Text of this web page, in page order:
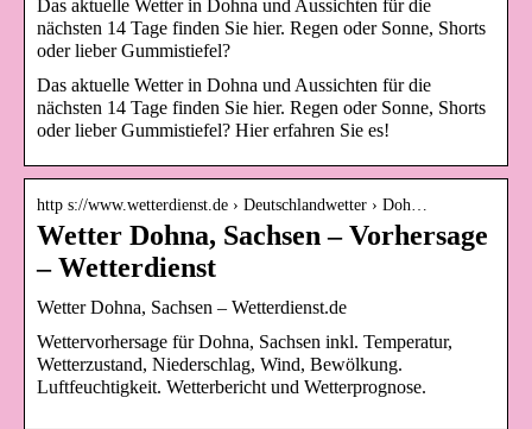
Das aktuelle Wetter in Dohna und Aussichten für die
nächsten 14 Tage finden Sie hier. Regen oder Sonne, Shorts
oder lieber Gummistiefel?
Das aktuelle Wetter in Dohna und Aussichten für die
nächsten 14 Tage finden Sie hier. Regen oder Sonne, Shorts
oder lieber Gummistiefel? Hier erfahren Sie es!
http s://www.wetterdienst.de › Deutschlandwetter › Doh…
Wetter Dohna, Sachsen – Vorhersage
– Wetterdienst
Wetter Dohna, Sachsen – Wetterdienst.de
Wettervorhersage für Dohna, Sachsen inkl. Temperatur,
Wetterzustand, Niederschlag, Wind, Bewölkung.
Luftfeuchtigkeit. Wetterbericht und Wetterprognose.